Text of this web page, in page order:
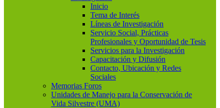
Inicio
Tema de Interés
Líneas de Investigación
Servicio Social, Prácticas
Profesionales y Oportunidad de Tesis
Servicios para la Investigación
Capacitación y Difusión
Contacto, Ubicación y Redes
Sociales
Memorias Foros
Unidades de Manejo para la Conservación de
Vida Silvestre (UMA)